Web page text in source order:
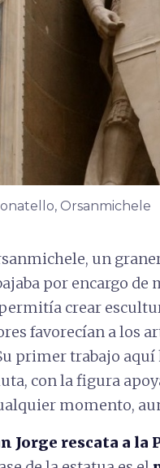
Orsanmichele
un
por encargo de
crear
favorecían a los
primer trabajo aquí
con la figura
momento,
Jorge rescata a la